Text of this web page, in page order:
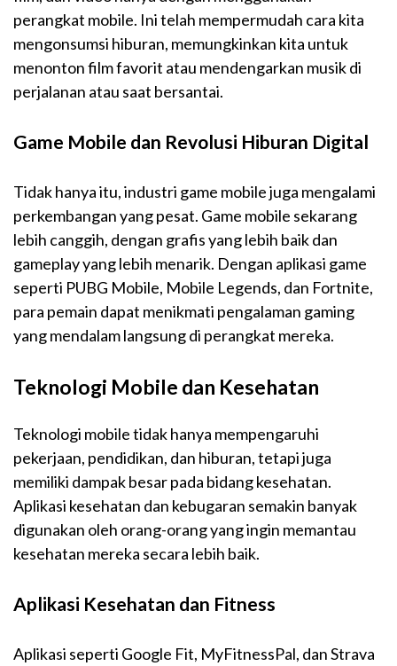
perangkat mobile. Ini telah mempermudah cara kita
mengonsumsi hiburan, memungkinkan kita untuk
menonton film favorit atau mendengarkan musik di
perjalanan atau saat bersantai.
Game Mobile dan Revolusi Hiburan Digital
Tidak hanya itu, industri game mobile juga mengalami
perkembangan yang pesat. Game mobile sekarang
lebih canggih, dengan grafis yang lebih baik dan
gameplay yang lebih menarik. Dengan aplikasi game
seperti PUBG Mobile, Mobile Legends, dan Fortnite,
para pemain dapat menikmati pengalaman gaming
yang mendalam langsung di perangkat mereka.
Teknologi Mobile dan Kesehatan
Teknologi mobile tidak hanya mempengaruhi
pekerjaan, pendidikan, dan hiburan, tetapi juga
memiliki dampak besar pada bidang kesehatan.
Aplikasi kesehatan dan kebugaran semakin banyak
digunakan oleh orang-orang yang ingin memantau
kesehatan mereka secara lebih baik.
Aplikasi Kesehatan dan Fitness
Aplikasi seperti Google Fit, MyFitnessPal, dan Strava